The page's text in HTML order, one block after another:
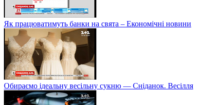
Як працюватимуть банки на свята – Економічні новини
Обираємо ідеальну весільну сукню — Сніданок. Весілля